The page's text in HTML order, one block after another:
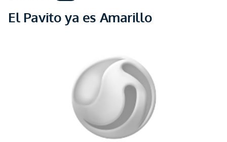
El Pavito ya es Amarillo